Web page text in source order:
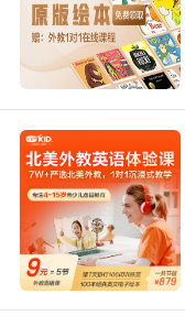
枯燥性和单一性
时代的发展，
代，是个信息更
限于课堂上老师
道去汲取知识，
所以，如果您问
说，很不错，并